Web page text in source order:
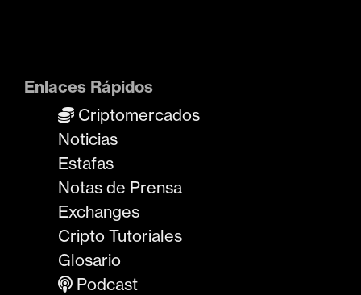
Enlaces Rápidos
Criptomercados
Noticias
Estafas
Notas de Prensa
Exchanges
Cripto Tutoriales
Glosario
Podcast